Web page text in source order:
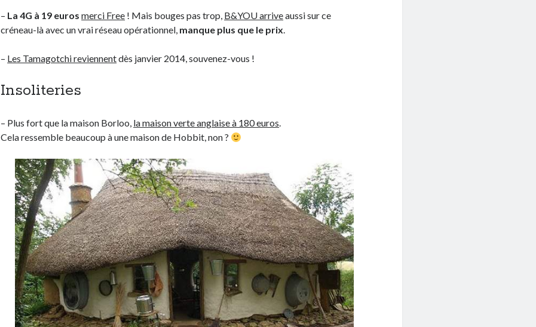
– La 4G à 19 euros merci Free ! Mais bouges pas trop, B&YOU arriveaussi sur ce
créneau-là avec un vrai réseau opérationnel, manque plus que le prix.
– Les Tamagotchi reviennentdès janvier 2014, souvenez-vous !
Insoliteries
– Plus fort que la maison Borloo, la maison verte anglaise à 180 euros.
Cela ressemble beaucoup à une maison de Hobbit, non ?